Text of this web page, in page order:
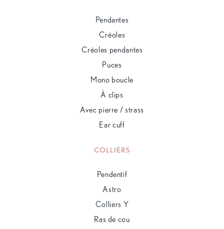
Pendantes
Créoles
Créoles pendantes
Puces
Mono boucle
À clips
Avec pierre / strass
Ear cuff
COLLIERS
Pendentif
Astro
Colliers Y
Ras de cou